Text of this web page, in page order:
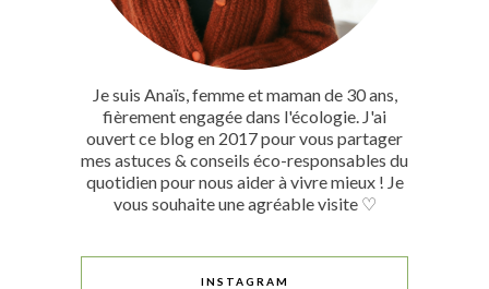
Je suis Anaïs, femme et maman de 30 ans,
fièrement engagée dans l'écologie. J'ai
ouvert ce blog en 2017 pour vous partager
mes astuces & conseils éco-responsables du
quotidien pour nous aider à vivre mieux ! Je
vous souhaite une agréable visite ♡
INSTAGRAM